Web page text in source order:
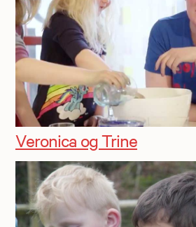
Veronica og Trine